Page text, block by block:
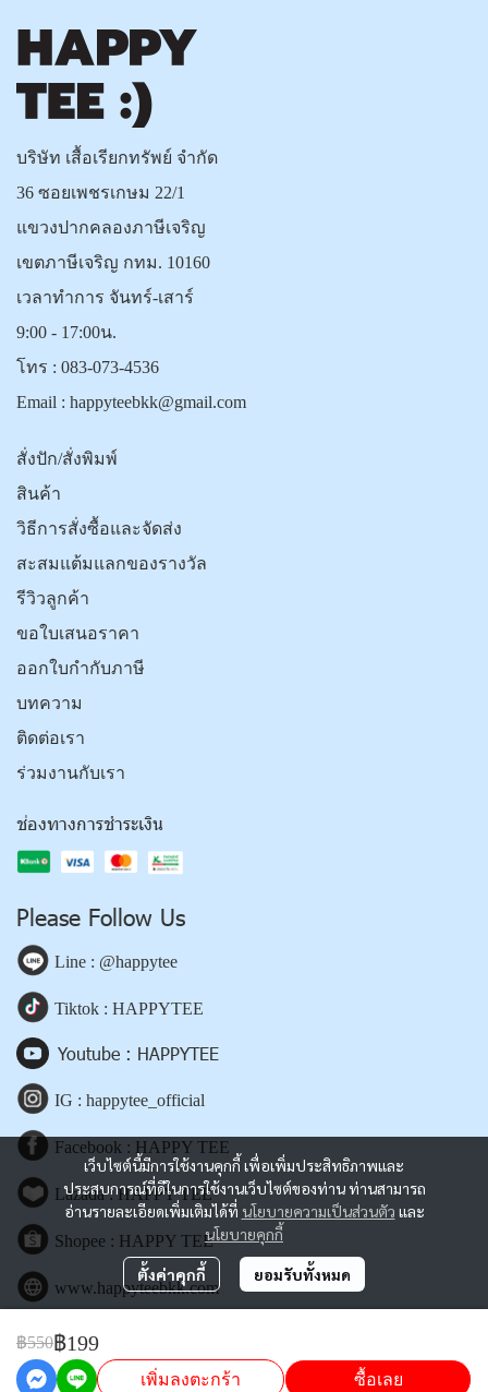
฿550฿199
เพิ่มลงตะกร้า ซื้อเลย
เว็บไซต์นี้มีการใช้งานคุกกี้ เพื่อเพิ่มประสิทธิภาพและ
ประสบการณ์ที่ดีในการใช้งานเว็บไซต์ของท่าน ท่านสามารถ
อ่านรายละเอียดเพิ่มเติมได้ที่ นโยบายความเป็นส่วนตัว และ
นโยบายคุกกี้
ตั้งค่าคุกกี้ ยอมรับทั้งหมด
บริษัท เสื้อเรียกทรัพย์ จำกัด
36 ซอยเพชรเกษม 22/1
แขวงปากคลองภาษีเจริญ
เขตภาษีเจริญ กทม. 10160
เวลาทำการ จันทร์-เสาร์
9:00 - 17:00น.
โทร : 083-073-4536
Email : happyteebkk@gmail.com
สั่งปัก/สั่งพิมพ์
สินค้า
วิธีการสั่งซื้อและจัดส่ง
สะสมแต้มแลกของรางวัล
รีวิวลูกค้า
ขอใบเสนอราคา
ออกใบกำกับภาษี
บทความ
ติดต่อเรา
ร่วมงานกับเรา
ช่องทางการชำระเงิน
Please Follow Us
Line : @happytee
Tiktok : HAPPYTEE
Youtube : HAPPYTEE
IG : happytee_official
Facebook : HAPPY TEE
Lazada : HAPPY TEE
Shopee : HAPPY TEE
www.happyteebkk.com
Copyright | All Rights Reserved | Powered by happyteebkk.com